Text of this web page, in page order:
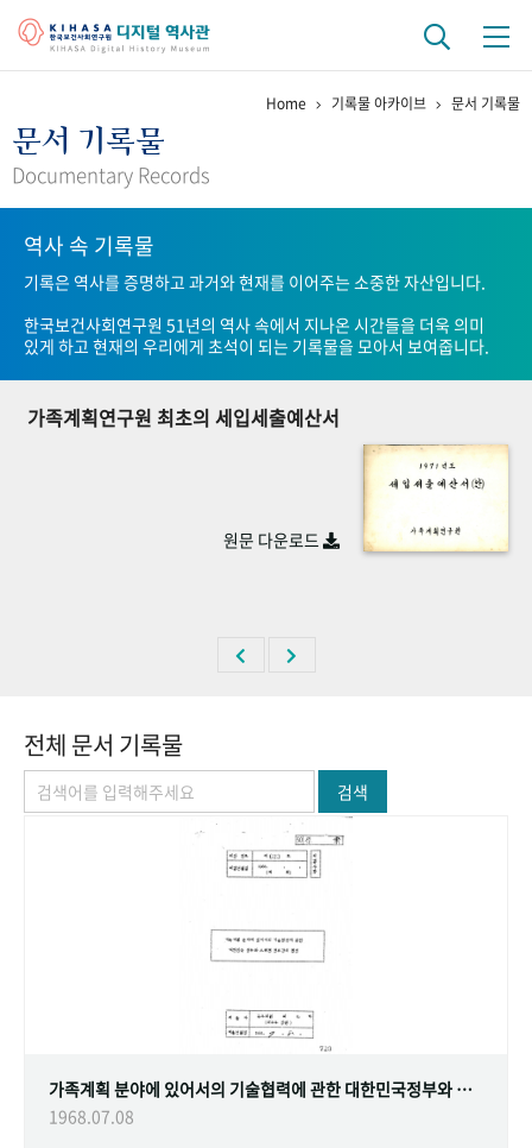
걸어온 길 기관 변천사
연구 역사
정책과 연구 키워드로 보는 연구 역사
연구자들
기록물 아카이브
사진 아카이브 문서 기록물 행정박물
숫자로 보는 50년 50+1주년 광장
Home 기록물 아카이브 문서 기록물
문서 기록물
Documentary Records
역사 속 기록물
기록은 역사를 증명하고 과거와 현재를 이어주는 소중한 자산입니다.
한국보건사회연구원 51년의 역사 속에서 지나온 시간들을 더욱 의미
있게 하고 현재의 우리에게 초석이 되는 기록물을 모아서 보여줍니다.
가족계획연구원 최초의 세입세출예산서
원문 다운로드
전체 문서 기록물
검색
가족계획 분야에 있어서의 기술협력에 관한 대한민국정부와 스웨덴 정부간의 협정
1968.07.08